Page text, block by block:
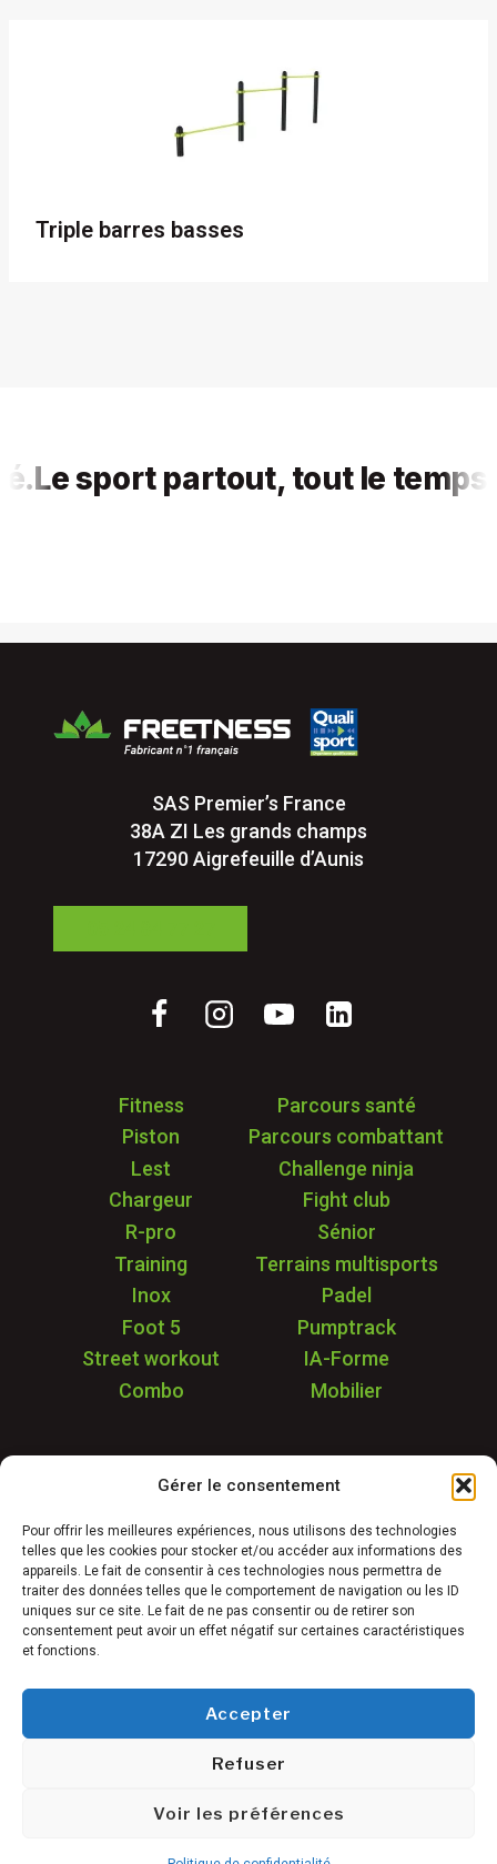
Gérer le consentement
Pour offrir les meilleures expériences, nous utilisons des technologies
telles que les cookies pour stocker et/ou accéder aux informations des
appareils. Le fait de consentir à ces technologies nous permettra de
traiter des données telles que le comportement de navigation ou les ID
uniques sur ce site. Le fait de ne pas consentir ou de retirer son
consentement peut avoir un effet négatif sur certaines caractéristiques
et fonctions.
Accepter
Refuser
Voir les préférences
Triple barres basses
sport partout, tout le temps,
SAS Premier’s France
38A ZI Les grands champs
17290 Aigrefeuille d’Aunis
Fitness
Parcours santé
Piston
Parcours combattant
Lest
Challenge ninja
Chargeur
Fight club
R-pro
Sénior
Training
Terrains multisports
Inox
Padel
Foot 5
Pumptrack
Street workout
IA-Forme
Combo
Mobilier
Garantie & SAV
Déstockage
Réalisations
FAQ
Blog
Contact
Conditions générales de vente